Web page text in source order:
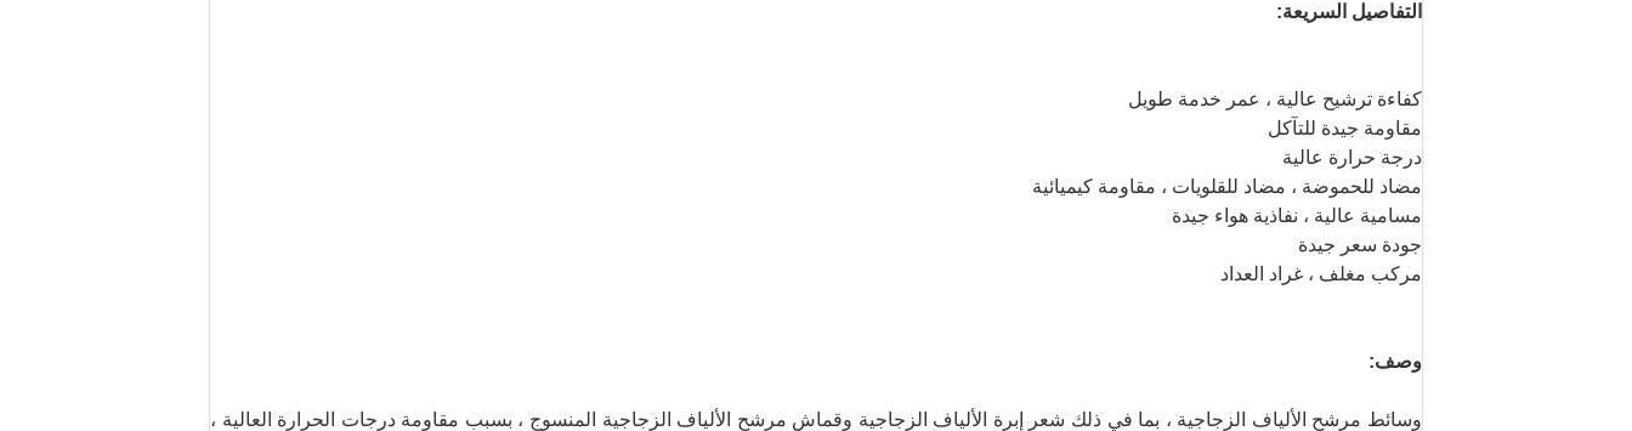
التفاصيل السريعة:
كفاءة ترشيح عالية ، عمر خدمة طويل
مقاومة جيدة للتآكل
درجة حرارة عالية
مضاد للحموضة ، مضاد للقلويات ، مقاومة كيميائية
مسامية عالية ، نفاذية هواء جيدة
جودة سعر جيدة
مركب مغلف ، غراد العداد
وصف:
وسائط مرشح الألياف الزجاجية ، بما في ذلك شعر إبرة الألياف الزجاجية وقماش مرشح الألياف الزجاجية المنسوج ، بسبب مقاومة درجات الحرارة العالية ،